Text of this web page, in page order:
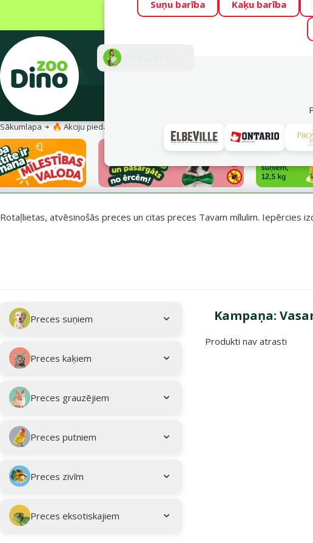
Visu mēnesi Dino Zoo
Fotokonkurss “GADA
Suņu barība Kaķu barība
Sākumlapa 🔥 Akciju piedāvājumi
Rotaļlietas, atvēsinošās preces un citas preces Tavam mīlulim. Iepērcies
Apakškategorija
Preces suņiem
Preces kaķiem
Preces grauzējiem
Preces putniem
Preces zivīm
Preces eksotiskajiem
Atlasītie filtri
Kampaņa:
Kampaņa: "Vasara
Produkti nav atrasti